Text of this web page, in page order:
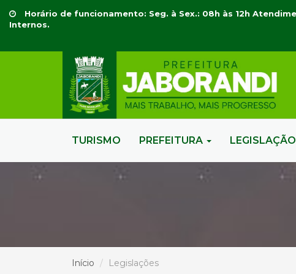
Horário de funcionamento: Seg. à Sex.: 08h às 12h
Internos.
TURISMO PREFEITURA LEGISLAÇÃO
Início Legislações